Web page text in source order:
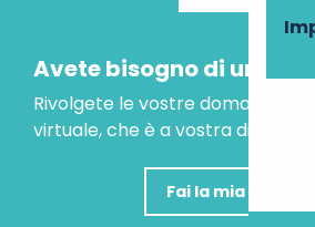
Avete bisogno di un
Rivolgete le vostre domande al
virtuale, che è a vostra
Fai la mia